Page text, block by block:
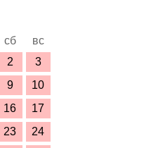
сб
вс
2
3
9
10
16
17
23
24